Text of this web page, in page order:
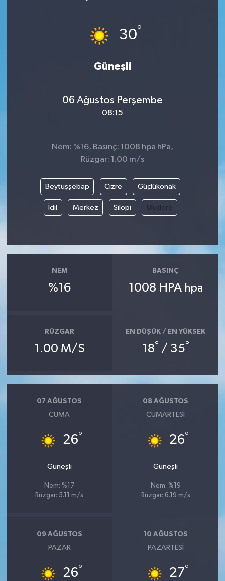
30°
Güneşli
06 Ağustos Perşembe
08:15
Nem: %16, Basınç: 1008 hpa hPa,
Rüzgar: 1.00 m/s
Beytüşşebap Cizre Güçlükonak
İdil Merkez Silopi Uludere
NEM
%16
BASINÇ
1008 HPA hpa
RÜZGAR
1.00 M/S
EN DÜŞÜK / EN YÜKSEK
18° / 35°
07 AĞUSTOS
CUMA
26°
Güneşli
Nem: %17
Rüzgar: 5.11 m/s
08 AĞUSTOS
CUMARTESI
26°
Güneşli
Nem: %19
Rüzgar: 6.19 m/s
09 AĞUSTOS
PAZAR
26°
10 AĞUSTOS
PAZARTESI
27°